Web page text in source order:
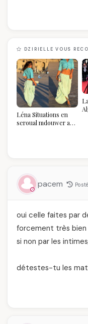
DZIRIELLE VOUS
Léna Situations en
seroual mdouwer au
pacem
oui celle faites par
forcement très bien
si non par les
détestes-tu les